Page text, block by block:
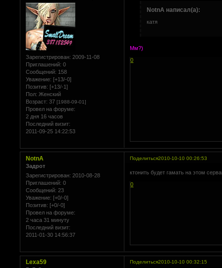
Зарегистрирован: 2009-11-08
Приглашений: 0
Сообщений: 158
Уважение: [+13/-0]
Позитив: [+13/-1]
Пол: Женский
Возраст: 37[1988-09-01]
Провел на форуме:
2 дня 16 часов
Последний визит:
2011-09-25 14:22:53
NotnA написал(а):
катя
Мм?)
0
Поделиться2010-10-10 00:26:53
NotnA
Задрот
Зарегистрирован: 2010-08-28
Приглашений: 0
Сообщений: 23
Уважение: [+0/-0]
Позитив: [+0/-0]
Провел на форуме:
2 часа 31 минуту
Последний визит:
2011-01-30 14:56:37
ктонить будет гамать на этом
0
Поделиться2010-10-10 00:32:15
Lexa59